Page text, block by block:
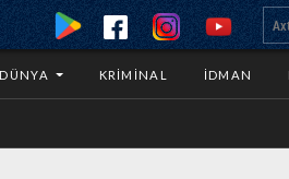
DÜNYA KRIMINAL İDMAN